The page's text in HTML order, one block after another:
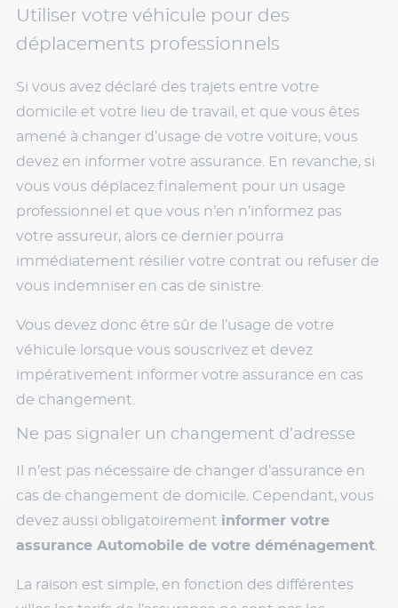
Utiliser votre véhicule pour des
déplacements professionnels
Si vous avez déclaré des trajets entre votre
domicile et votre lieu de travail, et que vous êtes
amené à changer d’usage de votre voiture, vous
devez en informer votre assurance. En revanche, si
vous vous déplacez finalement pour un usage
professionnel et que vous n’en n’informez pas
votre assureur, alors ce dernier pourra
immédiatement résilier votre contrat ou refuser de
vous indemniser en cas de sinistre.
Vous devez donc être sûr de l’usage de votre
véhicule lorsque vous souscrivez et devez
impérativement informer votre assurance en cas
de changement.
Ne pas signaler un changement d’adresse
Il n’est pas nécessaire de changer d’assurance en
cas de changement de domicile. Cependant, vous
devez aussi obligatoirement informer votre
assurance Automobile de votre déménagement.
La raison est simple, en fonction des différentes